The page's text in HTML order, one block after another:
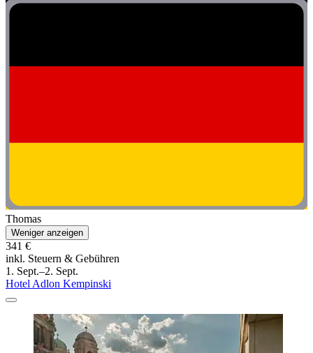
Thomas
Weniger anzeigen
341 €
inkl. Steuern & Gebühren
1. Sept.–2. Sept.
Hotel Adlon Kempinski